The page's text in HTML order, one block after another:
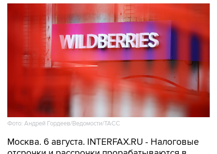
Фото: Андрей Гордеев/Ведомости/ТАСС
Москва. 6 августа. INTERFAX.RU - Налоговые